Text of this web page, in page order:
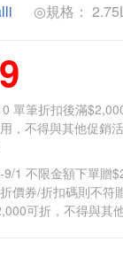
◎規格：
單筆折扣後滿
，不得與其他促銷
9/1 不限金額下單贈
價券/折扣碼則不符
可折，不得與其